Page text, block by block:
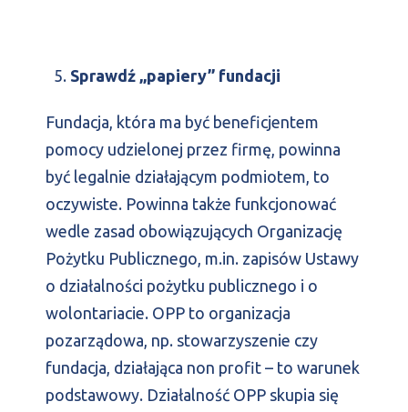
Sprawdź „papiery” fundacji
Fundacja, która ma być beneficjentem
pomocy udzielonej przez firmę, powinna
być legalnie działającym podmiotem, to
oczywiste. Powinna także funkcjonować
wedle zasad obowiązujących Organizację
Pożytku Publicznego, m.in. zapisów Ustawy
o działalności pożytku publicznego i o
wolontariacie. OPP to organizacja
pozarządowa, np. stowarzyszenie czy
fundacja, działająca non profit – to warunek
podstawowy. Działalność OPP skupia się